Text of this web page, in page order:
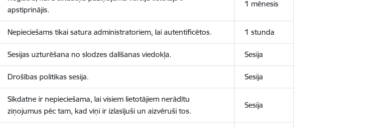
apstiprinājis.
1 mēnesis
Nepieciešams tikai satura administratoriem, lai autentificētos. 1 stunda
Sesijas uzturēšana no slodzes dalīšanas viedokļa. Sesija
Drošības politikas sesija. Sesija
Sīkdatne ir nepieciešama, lai visiem lietotājiem nerādītu
ziņojumus pēc tam, kad viņi ir izlasījuši un aizvēruši tos.
Sesija